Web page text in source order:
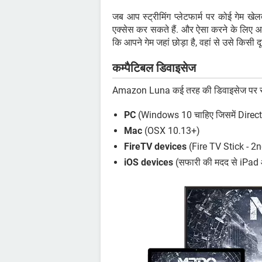
जब आप स्ट्रीमिंग प्लेटफार्म पर कोई गेम
एक्सेस कर सकते हैं. और ऐसा करने के लिए
कि आपने गेम जहां छोड़ा है, वहां से उसे किसी
कम्पैटिबल डिवाइसेज
Amazon Luna कई तरह की डिवाइसेज पर
PC (Windows 10 चाहिए जिसमें
Mac (OSX 10.13+)
FireTV devices (Fire TV Stick -
iOS devices (सफारी की मदद से